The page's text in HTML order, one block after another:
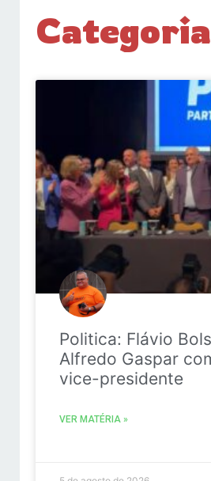
Politica: Flávio
Alfredo Gaspar
vice-presidente
VER MATÉRIA »